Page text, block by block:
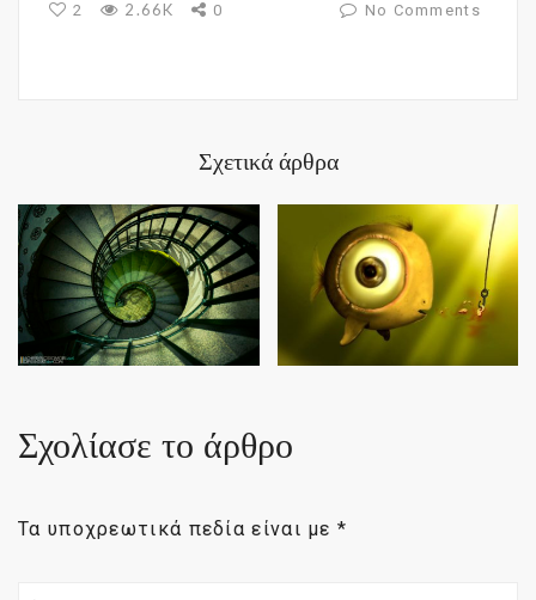
2 2.66K 0 No Comments
Σχετικά άρθρα
Σχολίασε το άρθρο
Τα υποχρεωτικά πεδία είναι με*